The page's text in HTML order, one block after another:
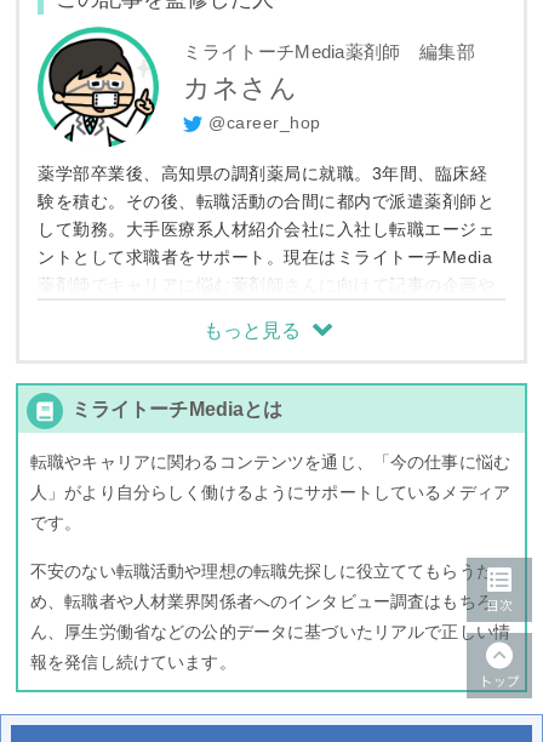
ミライトーチMedia薬剤師 編集部
カネさん
@career_hop
薬学部卒業後、高知県の調剤薬局に就職。3年間、臨床経
験を積む。その後、転職活動の合間に都内で派遣薬剤師と
して勤務。大手医療系人材紹介会社に入社し転職エージェ
ントとして求職者をサポート。現在はミライトーチMedia
薬剤師でキャリアに悩む薬剤師さんに向けて記事の企画や
閉じる
もっと見る
ミライトーチMediaとは
転職やキャリアに関わるコンテンツを通じ、「今の仕事に悩む
人」がより自分らしく働けるようにサポートしているメディア
です。
不安のない転職活動や理想の転職先探しに役立ててもらうた
め、転職者や人材業界関係者へのインタビュー調査はもちろ
ん、厚生労働省などの公的データに基づいたリアルで正しい情
報を発信し続けています。